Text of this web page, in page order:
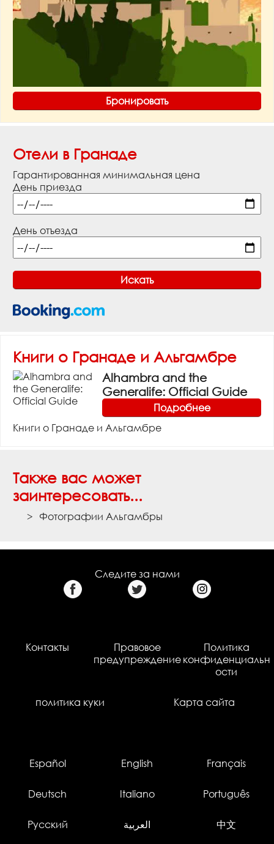
Бронировать
Отели в Гранаде
Гарантированная минимальная цена
День приезда
День отъезда
Книги о Гранаде и Альгамбре
Alhambra and the
Generalife: Official Guide
Подробнее
Книги о Гранаде и Альгамбре
Также вас может
заинтересовать...
Фотографии Альгамбры
Следите за нами
Контакты
Правовое
предупреждение
Политика
конфиденциальн
ости
политика куки Карта сайта
Español English Français
Deutsch Italiano Português
Русский العربية 中文